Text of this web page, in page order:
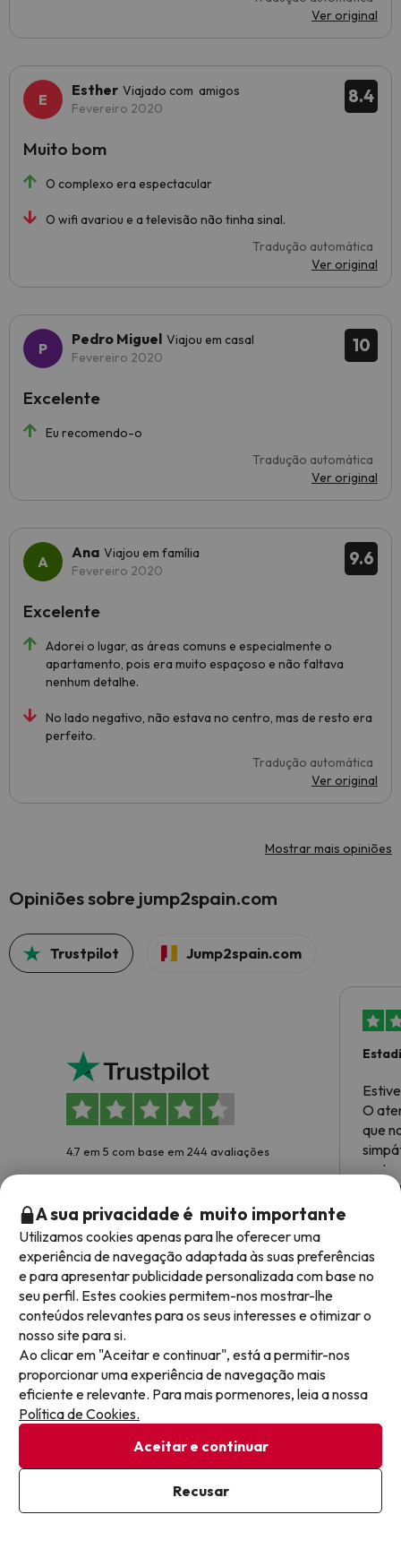
Ver original
8.4
Esther Viajado com amigos
Fevereiro 2020
O complexo era espectacular
O wifi avariou e a televisão não tinha sinal.
Tradução automática
Ver original
Muito bom
10
Pedro Miguel Viajou em casal
Fevereiro 2020
Eu recomendo-o
Tradução automática
Ver original
Excelente
9.6
Ana Viajou em família
Fevereiro 2020
Adorei o lugar, as áreas comuns e especialmente o
apartamento, pois era muito espaçoso e não faltava
nenhum detalhe.
No lado negativo, não estava no centro, mas de resto era
perfeito.
Tradução automática
Ver original
Excelente
Mostrar mais opiniões
Opiniões sobre jump2spain.com
Trustpilot Jump2spain.com
4.7 em 5 com base em 244 avaliações
O
que
Neli
Perguntas frequentes sobre Hotel Balaia Golf
Village Resort & Golf
Onde posso estacionar no Hotel Balaia Golf Village
Resort & Golf?
Se ficar no Hotel Balaia Golf Village Resort & Golf tem estas
possibilidades de estacionamento (sujeito a disponibilidade):
Existem parques de estacionamento (públicos ou privados)
perto do alojamento. Podem ter custos adicionais.
O Hotel Balaia Golf Village Resort & Golf tem wi-fi?
O Hotel Balaia Golf Village Resort & Golf aceita
A sua privacidade é muito importante
Utilizamos cookies apenas para lhe oferecer uma
experiência de navegação adaptada às suas preferências
e para apresentar publicidade personalizada com base no
seu perfil. Estes cookies permitem-nos mostrar-lhe
conteúdos relevantes para os seus interesses e otimizar o
nosso site para si.
Ao clicar em "Aceitar e continuar", está a permitir-nos
proporcionar uma experiência de navegação mais
eficiente e relevante. Para mais pormenores, leia a nossa
Política de Cookies.
Aceitar e continuar
Recusar